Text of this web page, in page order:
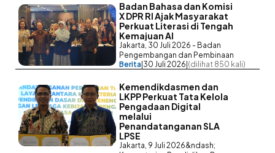
Badan Bahasa dan Komisi
X DPR RI Ajak Masyarakat
Perkuat Literasi di Tengah
Kemajuan AI
Jakarta, 30 Juli 2026 - Badan
Pengembangan dan Pembinaan
Berita 30 Juli 2026 (dilihat 850 kali)
Kemendikdasmen dan
LKPP Perkuat Tata Kelola
Pengadaan Digital
melalui
Penandatanganan SLA
LPSE
Jakarta, 9 Juli 2026&ndash;